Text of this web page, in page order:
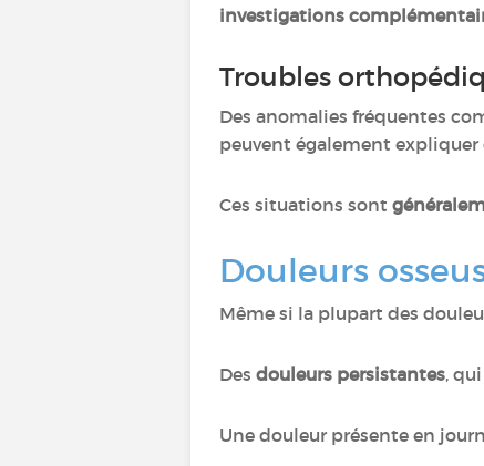
investigations
Troubles
Des anomalies fréquentes
peuvent également expliquer
Ces situations sont
Douleurs
Même si la plupart des
Des douleurs persistantes,
Une douleur présente en